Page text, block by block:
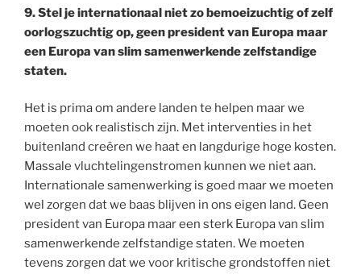
9. Stel je internationaal niet zo bemoeizuchtig of zelf
oorlogszuchtig op, geen president van Europa maar
een Europa van slim samenwerkende zelfstandige
staten.
Het is prima om andere landen te helpen maar we
moeten ook realistisch zijn. Met interventies in het
buitenland creëren we haat en langdurige hoge kosten.
Massale vluchtelingenstromen kunnen we niet aan.
Internationale samenwerking is goed maar we moeten
wel zorgen dat we baas blijven in ons eigen land. Geen
president van Europa maar een sterk Europa van slim
samenwerkende zelfstandige staten. We moeten
tevens zorgen dat we voor kritische grondstoffen niet